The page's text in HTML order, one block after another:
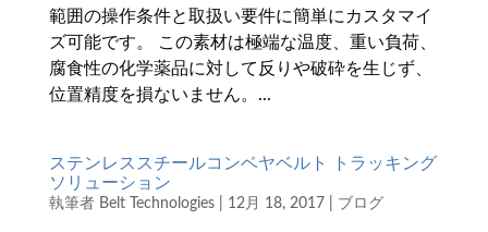
範囲の操作条件と取扱い要件に簡単にカスタマイ
ズ可能です。 この素材は極端な温度、重い負荷、
腐食性の化学薬品に対して反りや破砕を生じず、
位置精度を損ないません。...
ステンレススチールコンベヤベルト トラッキング
ソリューション
執筆者 Belt Technologies| 12月 18, 2017| ブログ